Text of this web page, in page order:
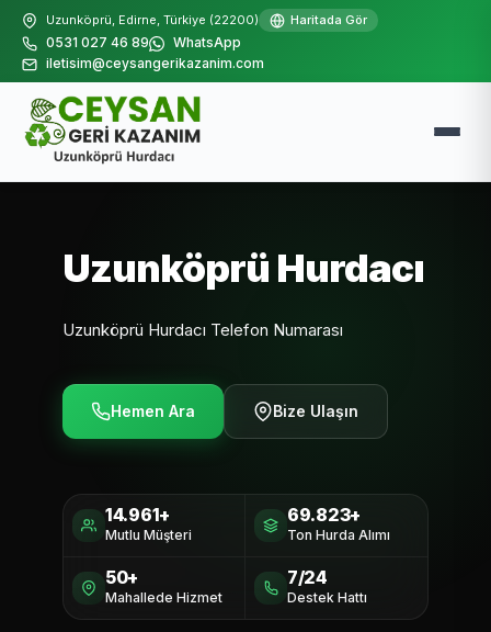
Uzunköprü, Edirne, Türkiye (22200) Haritada Gör
0531 027 46 89
WhatsApp
iletisim@ceysangerikazanim.com
Uzunköprü Hurdacı
Uzunköprü Hurdacı Telefon Numarası
Hemen Ara Bize Ulaşın
14.961+
Mutlu Müşteri
69.823+
Ton Hurda Alımı
50+
Mahallede Hizmet
7/24
Destek Hattı